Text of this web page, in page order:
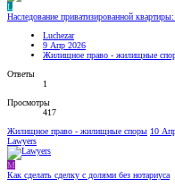
L
Наследование приватизированной
Luchezar
9 Апр 2026
Жилищное право - жилищные
Ответы
1
Просмотры
417
Жилищное право - жилищные споры 10
Lawyers
M
Как сделать сделку с долями без нотариуса